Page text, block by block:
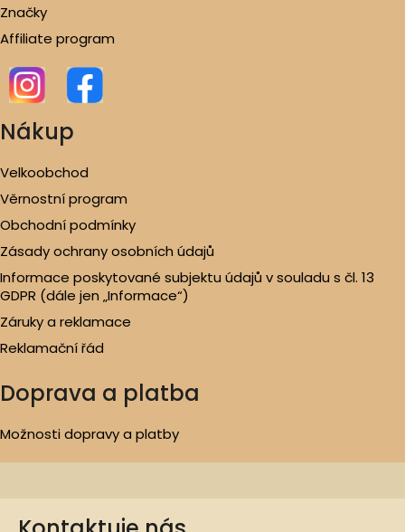
Značky
Affiliate program
Nákup
Velkoobchod
Věrnostní program
Obchodní podmínky
Zásady ochrany osobních údajů
Informace poskytované subjektu údajů v souladu s čl. 13
GDPR (dále jen „Informace“)
Záruky a reklamace
Reklamační řád
Doprava a platba
Možnosti dopravy a platby